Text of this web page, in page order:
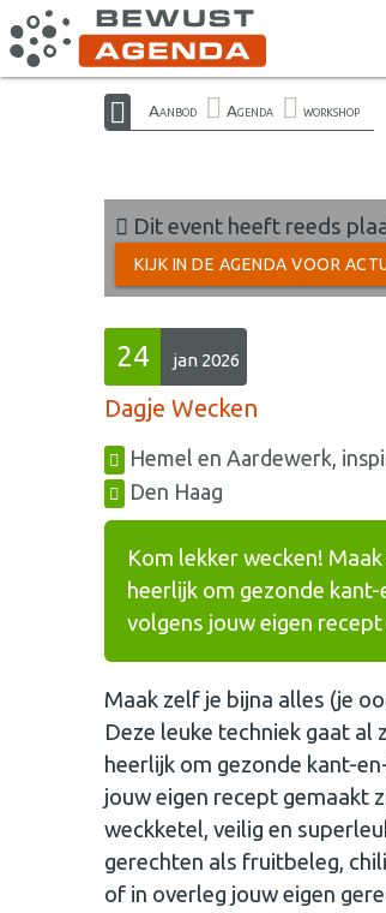
Aanbod Agenda workshop
Dit event heeft reeds
KIJK IN DE AGENDA VOOR
24 jan 2026
Dagje Wecken
Hemel en Aardewerk,
Den Haag
Kom lekker wecken!
heerlijk om gezonde
volgens jouw eigen
Maak zelf je bijna alles (je
Deze leuke techniek gaat al
heerlijk om gezonde kant-
jouw eigen recept gemaakt
weckketel, veilig en
gerechten als fruitbeleg,
of in overleg jouw eigen